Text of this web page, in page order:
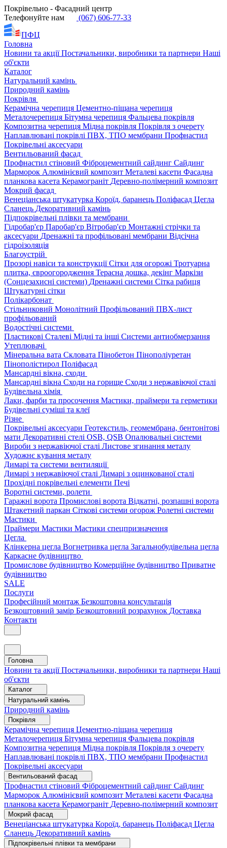
Покрівельно - Фасадний центр
Телефонуйте нам
(067) 606-77-33
ПФЦ
Головна
Новини та акціїПостачальники, виробники та партнери Наші
об'єкти
Каталог
Натуральний камінь
Природний камінь
Покрівля
Керамічна черепиця Цементно-піщана черепиця
Металочерепиця Бітумна черепиця Фальцева покрівля
Композитна черепиця Мідна покрівля Покрівля з очерету
Наплавлювані покрівлі ПВХ, ТПО мембрани Профнастил
Покрівельні аксесуари
Вентильований фасад
Профнастил стіновий Фіброцементний сайдинг Сайдинг
Марморок Алюмінієвий композит Металеві касети Фасадна
планкова касета Керамограніт Деревно-полімерний композит
Мокрий фасад
Венеціанська штукатурка Короїд, баранець Поліфасад Цегла
Сланець Декоративний камінь
Підпокрівельні плівки та мембрани
Гідробар'єр Паробар'єр Вітробар'єр Монтажні стрічки та
аксесуари Дренажні та профільовані мембрани Відсічна
гідроізоляція
Благоустрій
Прозорі навіси та конструкціїСітки для огорожі Тротуарна
плитка, євроогородження Терасна дошка, декінг Маркізи
(Сонцезахисні системи) Дренажні системи Сітка рабиця
Штукатурні сітки
Полікарбонат
Стільниковий Монолітний Профільований ПВХ-лист
профільований
Водостічні системи
Пластикові Сталеві Мідні та інші Системи антиобмерзання
Утеплювачі
Мінеральна вата Скловата Пінобетон Пінополіуретан
Пінополістирол Поліфасад
Мансардні вікна, сходи
Мансардні вікна Сходи на горище Сходи з нержавіючої сталі
Будівельна хімія
Лаки, фарби та просочення Мастики, праймери та герметики
Будівельні суміші та клеї
Різне
Покрівельні аксесуари Геотекстиль, геомембрана, бентонітові
мати Декоративні стелі OSB, QSB Опалювальні системи
Вироби з нержавіючої сталі Листове згинання металу
Художнє кування металу
Димарі та системи вентиляції
Димарі з нержавіючої сталі Димарі з оцинкованої сталі
Прохідні покрівельні елементи Печі
Воротні системи, ролети
Гаражні ворота Промислові ворота Відкатні, розпашні ворота
Штакетний паркан Сіткові системи огорож Ролетні системи
Мастики
Праймери Мастики Мастики спецпризначення
Цегла
Клінкерна цегла Вогнетривка цегла Загальнобудівельна цегла
Каркасне будівництво
Промислове будівництво Комерційне будівництво Приватне
будівництво
SALE
Послуги
Професійний монтаж Безкоштовна консультація
Безкоштовний замір Безкоштовний розрахунок Доставка
Контакти
Головна
Новини та акціїПостачальники, виробники та партнери Наші
об'єкти
Каталог
Натуральний камінь
Природний камінь
Покрівля
Керамічна черепиця Цементно-піщана черепиця
Металочерепиця Бітумна черепиця Фальцева покрівля
Композитна черепиця Мідна покрівля Покрівля з очерету
Наплавлювані покрівлі ПВХ, ТПО мембрани Профнастил
Покрівельні аксесуари
Вентильований фасад
Профнастил стіновий Фіброцементний сайдинг Сайдинг
Марморок Алюмінієвий композит Металеві касети Фасадна
планкова касета Керамограніт Деревно-полімерний композит
Мокрий фасад
Венеціанська штукатурка Короїд, баранець Поліфасад Цегла
Сланець Декоративний камінь
Підпокрівельні плівки та мембрани